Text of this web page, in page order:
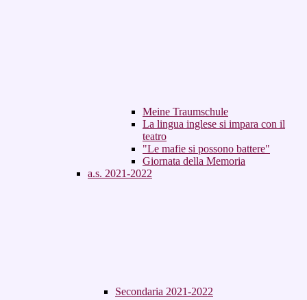
Meine Traumschule
La lingua inglese si impara con il
teatro
"Le mafie si possono battere"
Giornata della Memoria
a.s. 2021-2022
Secondaria 2021-2022